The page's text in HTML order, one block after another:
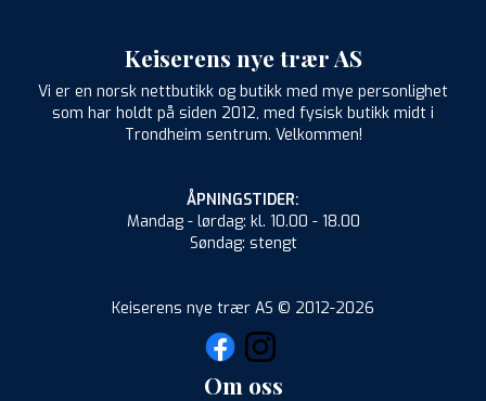
Keiserens nye trær AS
Vi er en norsk nettbutikk og butikk med mye personlighet
som har holdt på siden 2012, med fysisk butikk midt i
Trondheim sentrum. Velkommen!
ÅPNINGSTIDER:
Mandag - lørdag: kl. 10.00 - 18.00
Søndag: stengt
Keiserens nye trær AS © 2012-2026
Om oss